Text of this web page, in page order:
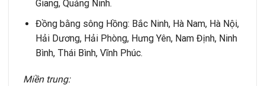
Giang, Quảng Ninh.
Đồng bằng sông Hồng: Bắc Ninh, Hà Nam, Hà Nội,
Hải Dương, Hải Phòng, Hưng Yên, Nam Định, Ninh
Bình, Thái Bình, Vĩnh Phúc.
Miền trung: